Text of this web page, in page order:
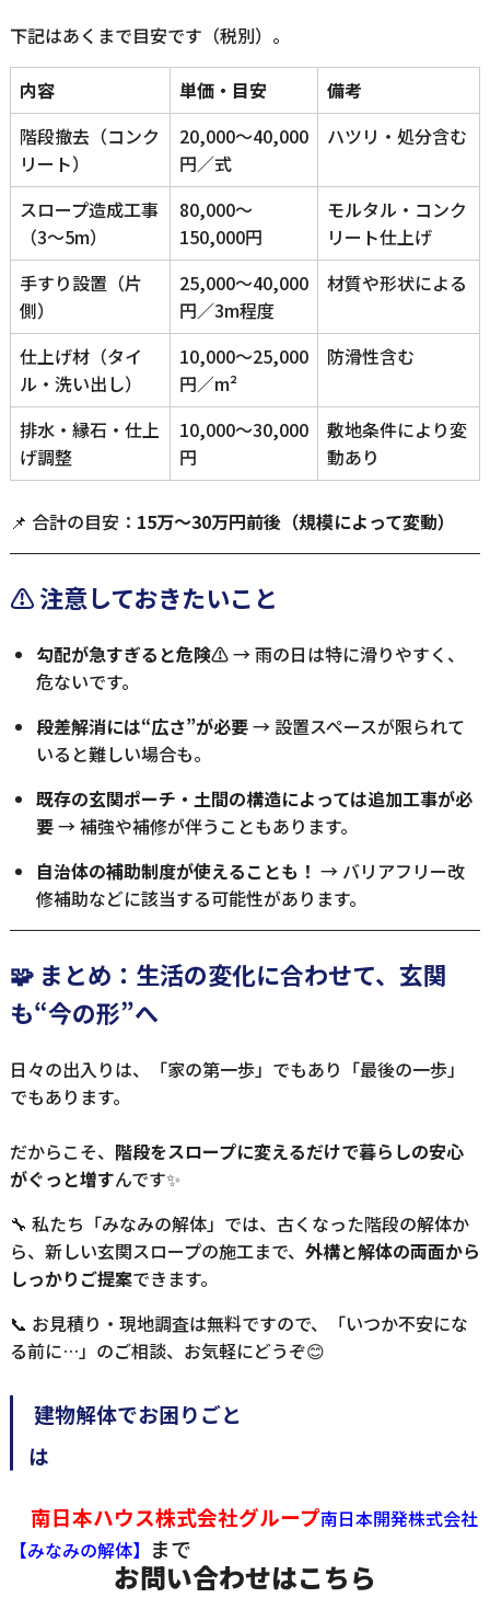
下記はあくまで目安です（税別）。
内容 単価・目安
備考
階段撤去（コンク
リート）
20,000〜40,000
円／式
ハツリ・処分含む
スロープ造成工事
（3～5m）
80,000〜
150,000円
モルタル・コンク
リート仕上げ
手すり設置（片
側）
25,000〜40,000
円／3m程度
材質や形状による
仕上げ材（タイ
ル・洗い出し）
10,000〜25,000
円／m²
防滑性含む
排水・縁石・仕上
げ調整
10,000〜30,000
円
敷地条件により変
動あり
📌 合計の目安： 15万〜30万円前後（規模によって変動）
⚠️ 注意しておきたいこと
勾配が急すぎると危険⚠️→ 雨の日は特に滑りやすく、
危ないです。
段差解消には“広さ”が必要→ 設置スペースが限られて
いると難しい場合も。
既存の玄関ポーチ・土間の構造によっては追加工事が必
要→ 補強や補修が伴うこともあります。
自治体の補助制度が使えることも！ → バリアフリー改
修補助などに該当する可能性があります。
🧩 まとめ：生活の変化に合わせて、玄関
も“今の形”へ
日々の出入りは、「家の第一歩」でもあり「最後の一歩」
でもあります。
だからこそ、 階段をスロープに変えるだけで暮らしの安心
がぐっと増すんです✨
🔧 私たち「みなみの解体」では、古くなった階段の解体か
ら、新しい玄関スロープの施工まで、 外構と解体の両面から
しっかりご提案できます。
📞 お見積り・現地調査は無料ですので、「いつか不安にな
る前に…」のご相談、お気軽にどうぞ😊
建物解体でお困りごと
南日本ハウス株式会社グループ南日本開発株式会社
【みなみの解体】 まで
お問い合わせはこちら